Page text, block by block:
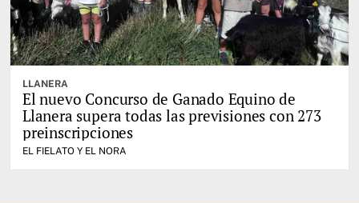
LLANERA
El nuevo Concurso de Ganado Equino de
Llanera supera todas las previsiones con 273
preinscripciones
EL FIELATO Y EL NORA